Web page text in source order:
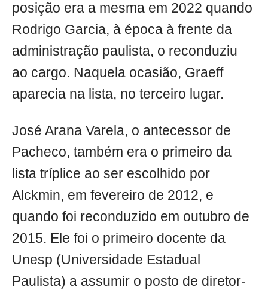
posição era a mesma em 2022 quando
Rodrigo Garcia, à época à frente da
administração paulista, o reconduziu
ao cargo. Naquela ocasião, Graeff
aparecia na lista, no terceiro lugar.
José Arana Varela, o antecessor de
Pacheco, também era o primeiro da
lista tríplice ao ser escolhido por
Alckmin, em fevereiro de 2012, e
quando foi reconduzido em outubro de
2015. Ele foi o primeiro docente da
Unesp (Universidade Estadual
Paulista) a assumir o posto de diretor-